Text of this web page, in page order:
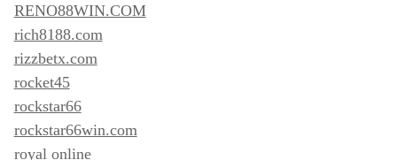
RENO88WIN.COM
rich8188.com
rizzbetx.com
rocket45
rockstar66
rockstar66win.com
royal online